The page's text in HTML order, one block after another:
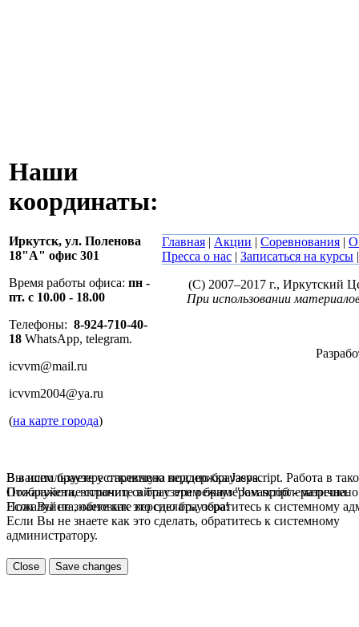
Наши
координаты:
Иркутск, ул. Поленова
18"А" офис 301
Время работы офиса: пн -
пт. с 10.00 - 18.00
Телефоны: 8-924-710-40-
18 WhatsApp, telegram.
icvvm@mail.ru
icvvm2004@ya.ru
(на карте города)
Главная | Акции | Соревнования | О
Пресса о нас | Записаться на курсы
(C) 2007–2017 г., Иркутский
При использовании
В вашем браузере отключена поддержка Jasvscript. Работа в
Пожалуйста, включите в браузере режим "Javascript -
Если Вы не знаете как это сделать, обратитесь к системному
Вы используете устаревшую версию браузера.
Отображение страниц сайта с этим браузером проблематична.
Пожалуйста, обновите версию браузера!
Если Вы не знаете как это сделать, обратитесь к системному
администратору.
Close Save changes